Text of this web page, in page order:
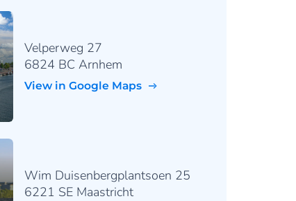
Velperweg 27
6824 BC Arnhem
View in Google Maps
Wim Duisenbergplantsoen 25
6221 SE Maastricht